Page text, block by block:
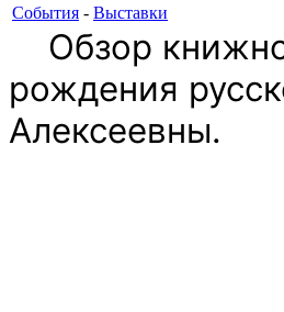
События - Выставки
Обзор
рождения
Алексеевны.